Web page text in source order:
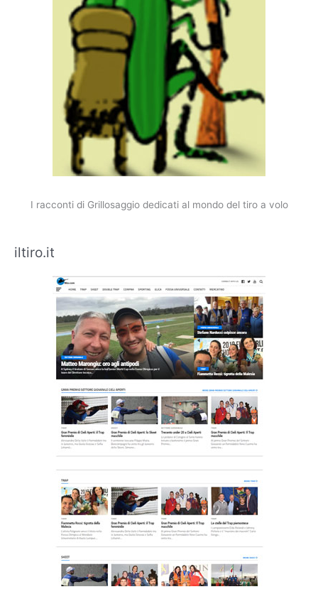
I racconti di Grillosaggio dedicati al mondo del tiro a volo
iltiro.it